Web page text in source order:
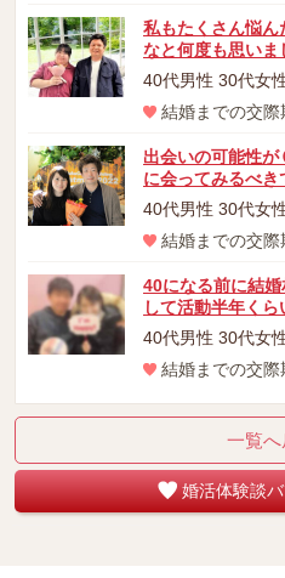
私もたくさん悩ん
なと何度も思いま
40代男性 30代女
結婚までの交際
出会いの可能性
に会ってみるべき
40代男性 30代女
結婚までの交際
40になる前に結
して活動半年くら
40代男性 30代女
結婚までの交際
一覧へ
婚活体験談